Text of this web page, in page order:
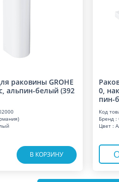
раковины GROHE
альпин-белый (392
В КОРЗИНУ
0,
пин-
Код
Бренд :
Цвет :